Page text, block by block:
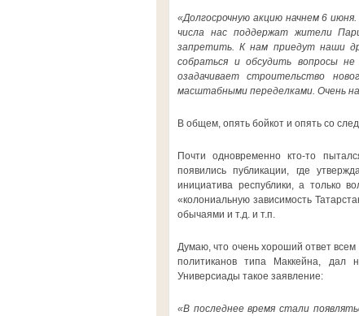
«Долгосрочную акцию начнем 6
числа нас поддержат жители
запретить. К нам приедут наши
собраться и обсудить вопросы
озадачивает строительство
масштабными переделками. Очень
В общем, опять бойкот и опять со
Почти одновременно кто-то
появились публикации, где
инициатива республики, а только
«колониальную зависимость
обычаями и т.д. и т.п.
Думаю, что очень хороший ответ
политиканов типа Маккейна, дал
Универсиады такое заявление:
«В последнее время стали